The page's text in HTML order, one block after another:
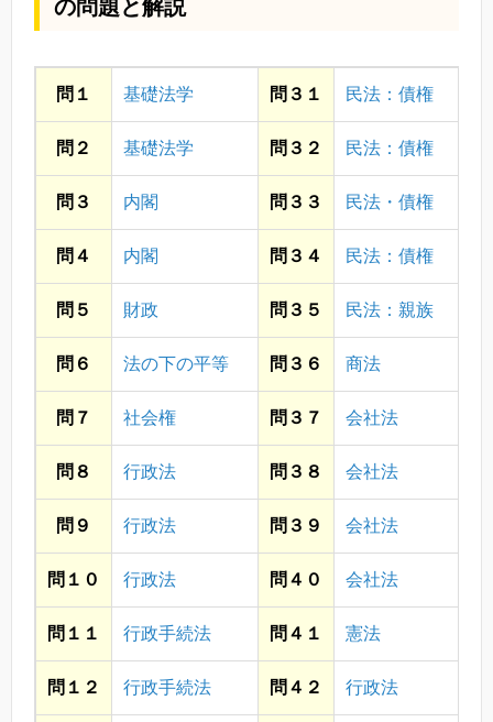
の問題と解説
問１ 基礎法学 問３１ 民法：債権
問２ 基礎法学 問３２ 民法：債権
問３ 内閣 問３３ 民法・債権
問４ 内閣 問３４ 民法：債権
問５ 財政 問３５ 民法：親族
問６ 法の下の平等 問３６ 商法
問７ 社会権 問３７ 会社法
問８ 行政法 問３８ 会社法
問９ 行政法 問３９ 会社法
問１０ 行政法 問４０ 会社法
問１１ 行政手続法 問４１ 憲法
問１２ 行政手続法 問４２ 行政法